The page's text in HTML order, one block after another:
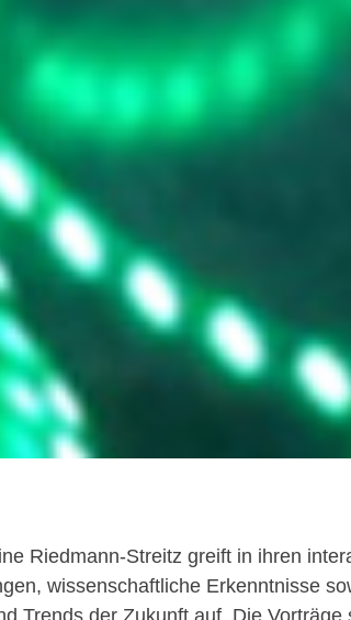
Riedmann-Streitz greift in ihren
wissenschaftliche Erkenntnisse